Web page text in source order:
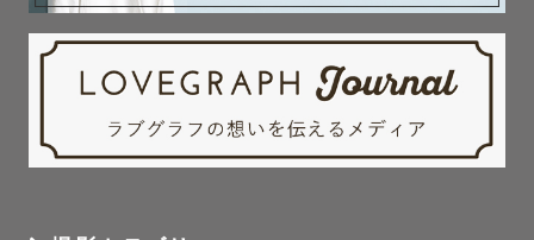
🚨別途撮影許可・シャッター料がかかる場合がありま
す。
お参りする神社さまが確定しましたら、ご希望の神社さ
まへお問い合わせをお願いいたします。
また、シャッター料がかかる場合はゲスト様のご負担と
なります。ご了承ください。